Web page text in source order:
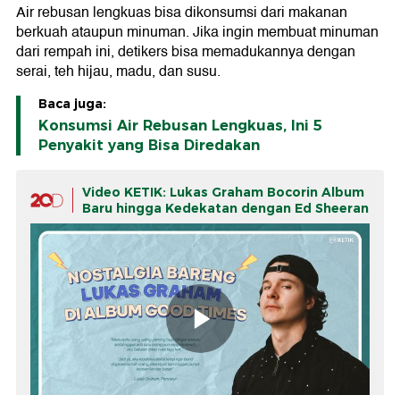
Air rebusan lengkuas bisa dikonsumsi dari makanan
berkuah ataupun minuman. Jika ingin membuat minuman
dari rempah ini, detikers bisa memadukannya dengan
serai, teh hijau, madu, dan susu.
Baca juga:
Konsumsi Air Rebusan Lengkuas, Ini 5
Penyakit yang Bisa Diredakan
Video KETIK: Lukas Graham Bocorin Album
Baru hingga Kedekatan dengan Ed Sheeran